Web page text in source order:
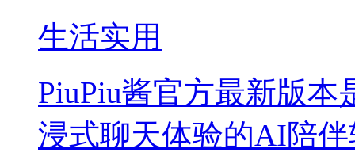
生活实用
PiuPiu酱官方最新版
浸式聊天体验的AI陪